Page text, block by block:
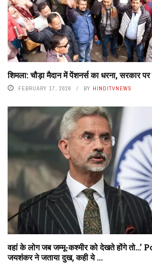
शिमला: चौड़ा मैदान में पेंशनर्स का धरना, सरकार
FEBRUARY 17, 2026 BY HINDITVNEWS
वहां के लोग जब जम्मू-कश्मीर को देखते होंगे तो…’
जयशंकर ने जताया दुख, कही ये ...